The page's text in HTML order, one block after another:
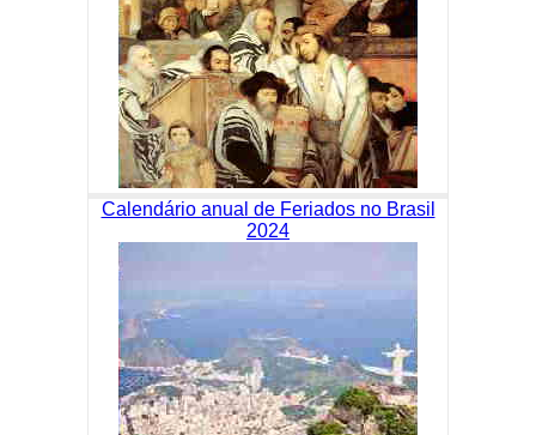
Calendário anual de Feriados no Brasil
2024